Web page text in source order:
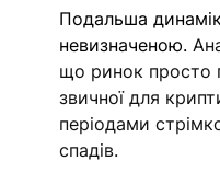
Подальша
невизначеною.
що ринок просто
звичної для
періодами
спадів.